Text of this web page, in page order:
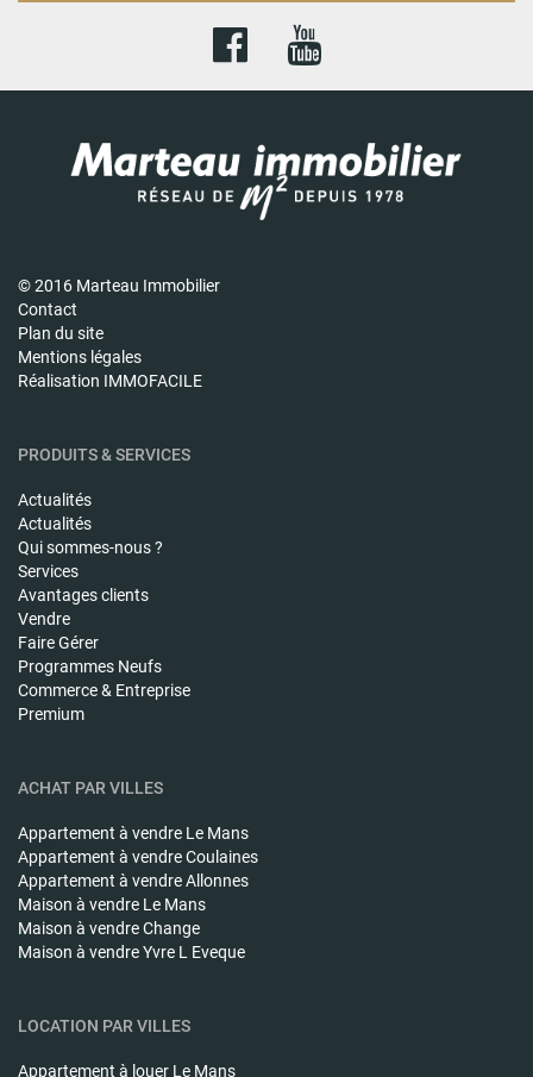
© 2016 Marteau Immobilier
Contact
Plan du site
Mentions légales
Réalisation IMMOFACILE
PRODUITS & SERVICES
Actualités
Actualités
Qui sommes-nous ?
Services
Avantages clients
Vendre
Faire Gérer
Programmes Neufs
Commerce & Entreprise
Premium
ACHAT PAR VILLES
Appartement à vendre Le Mans
Appartement à vendreCoulaines
Appartement à vendreAllonnes
Maison à vendre Le Mans
Maison à vendreChange
Maison à vendreYvre L Eveque
LOCATION PAR VILLES
Appartement à louer Le Mans